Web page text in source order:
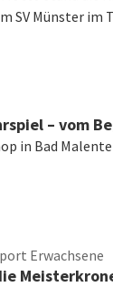
SV Münster
– vom
in Bad Malente
Erwachsene